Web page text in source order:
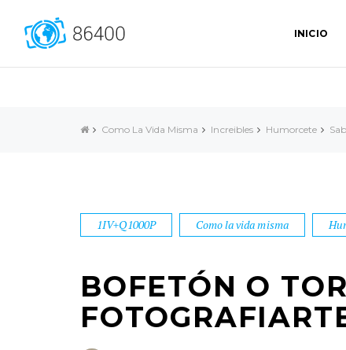
INICIO
Como La Vida Misma Increibles Humorcete
1IV+Q1000P Como la vida misma
BOFETÓN O